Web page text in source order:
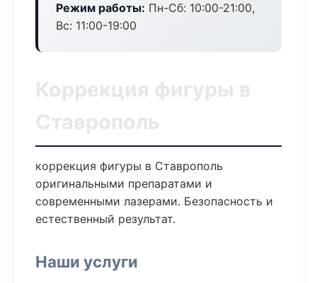
Режим работы: Пн-Сб: 10:00-21:00,
Вс: 11:00-19:00
Коррекция фигуры в
Ставрополь
коррекция фигуры в Ставрополь
оригинальными препаратами и
современными лазерами. Безопасность и
естественный результат.
Наши услуги